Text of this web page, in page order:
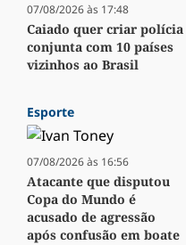
07/08/2026 às 17:48
Caiado quer criar polícia
conjunta com 10 países
vizinhos ao Brasil
Esporte
07/08/2026 às 16:56
Atacante que disputou
Copa do Mundo é
acusado de agressão
após confusão em boate